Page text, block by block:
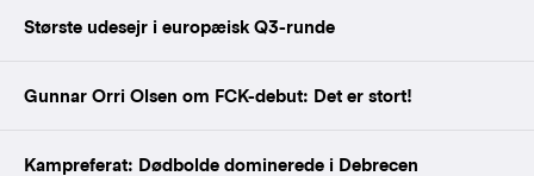
Største udesejr i europæisk Q3-runde
Gunnar Orri Olsen om FCK-debut: Det er stort!
Kampreferat: Dødbolde dominerede i Debrecen